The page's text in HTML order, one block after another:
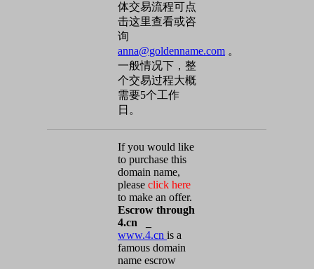
体交易流程可点
击这里查看或咨
询
anna@goldenname.com 。
一般情况下，整
个交易过程大概
需要5个工作
日。
If you would like
to purchase this
domain name,
please click here
to make an offer.
Escrow through
4.cn _
www.4.cn is a
famous domain
name escrow